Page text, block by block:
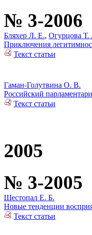
№ 3-2006
Бляхер Л. Е., Огурцова Т.
Приключения
Текст статьи
Гаман-Голутвина О. В.
Российский
Текст статьи
2005
№ 3-2005
Шестопал Е. Б.
Новые тенденции
Текст статьи